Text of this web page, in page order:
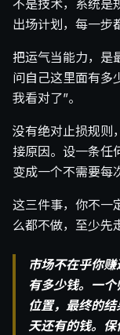
不是技术，系统是
出场计划，每一步
把运气当能力，是
问自己这里面有多
我看对了”。
没有绝对止损规则
接原因。设一条任
变成一个不需要每
这三件事，你不一
么都不做，至少先
市场不在乎你
有多少钱。一
位置，最终的
天还有的钱。保